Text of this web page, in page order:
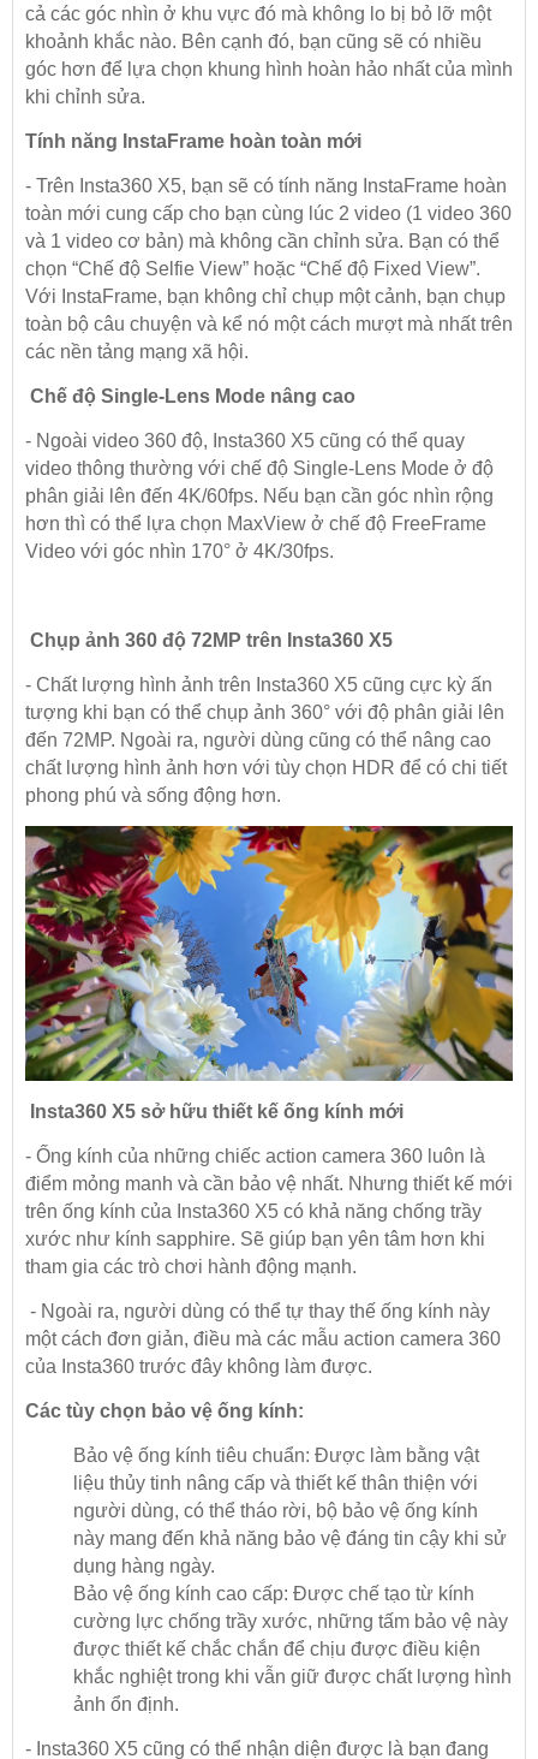
cả các góc nhìn ở khu vực đó mà không lo bị bỏ lỡ một
khoảnh khắc nào. Bên cạnh đó, bạn cũng sẽ có nhiều
góc hơn để lựa chọn khung hình hoàn hảo nhất của mình
khi chỉnh sửa.
Tính năng InstaFrame hoàn toàn mới
- Trên Insta360 X5, bạn sẽ có tính năng InstaFrame hoàn
toàn mới cung cấp cho bạn cùng lúc 2 video (1 video 360
và 1 video cơ bản) mà không cần chỉnh sửa. Bạn có thể
chọn “Chế độ Selfie View” hoặc “Chế độ Fixed View”.
Với InstaFrame, bạn không chỉ chụp một cảnh, bạn chụp
toàn bộ câu chuyện và kể nó một cách mượt mà nhất trên
các nền tảng mạng xã hội.
Chế độ Single-Lens Mode nâng cao
- Ngoài video 360 độ, Insta360 X5 cũng có thể quay
video thông thường với chế độ Single-Lens Mode ở độ
phân giải lên đến 4K/60fps. Nếu bạn cần góc nhìn rộng
hơn thì có thể lựa chọn MaxView ở chế độ FreeFrame
Video với góc nhìn 170° ở 4K/30fps.
Chụp ảnh 360 độ 72MP trên Insta360 X5
- Chất lượng hình ảnh trên Insta360 X5 cũng cực kỳ ấn
tượng khi bạn có thể chụp ảnh 360° với độ phân giải lên
đến 72MP. Ngoài ra, người dùng cũng có thể nâng cao
chất lượng hình ảnh hơn với tùy chọn HDR để có chi tiết
phong phú và sống động hơn.
Insta360 X5 sở hữu thiết kế ống kính mới
- Ống kính của những chiếc action camera 360 luôn là
điểm mỏng manh và cần bảo vệ nhất. Nhưng thiết kế mới
trên ống kính của Insta360 X5 có khả năng chống trầy
xước như kính sapphire. Sẽ giúp bạn yên tâm hơn khi
tham gia các trò chơi hành động mạnh.
- Ngoài ra, người dùng có thể tự thay thế ống kính này
một cách đơn giản, điều mà các mẫu action camera 360
của Insta360 trước đây không làm được.
Các tùy chọn bảo vệ ống kính:
Bảo vệ ống kính tiêu chuẩn: Được làm bằng vật
liệu thủy tinh nâng cấp và thiết kế thân thiện với
người dùng, có thể tháo rời, bộ bảo vệ ống kính
này mang đến khả năng bảo vệ đáng tin cậy khi sử
dụng hàng ngày.
Bảo vệ ống kính cao cấp: Được chế tạo từ kính
cường lực chống trầy xước, những tấm bảo vệ này
được thiết kế chắc chắn để chịu được điều kiện
khắc nghiệt trong khi vẫn giữ được chất lượng hình
ảnh ổn định.
- Insta360 X5 cũng có thể nhận diện được là bạn đang